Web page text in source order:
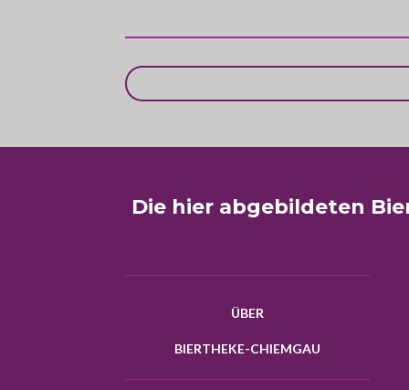
Die hier abgebildeten
ÜBER
BIERTHEKE-CHIEMGAU